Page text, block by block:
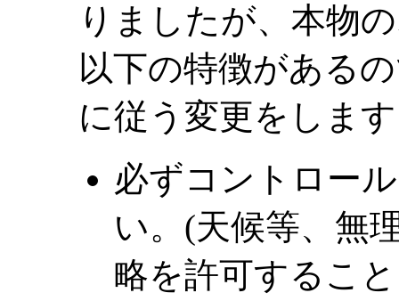
りましたが、本物
以下の特徴がある
に従う変更をしま
必ずコントロー
い。(天候等、無
略を許可するこ